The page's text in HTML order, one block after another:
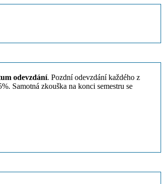
odevzdání. Pozdní odevzdání každého z
Samotná zkouška na konci semestru se